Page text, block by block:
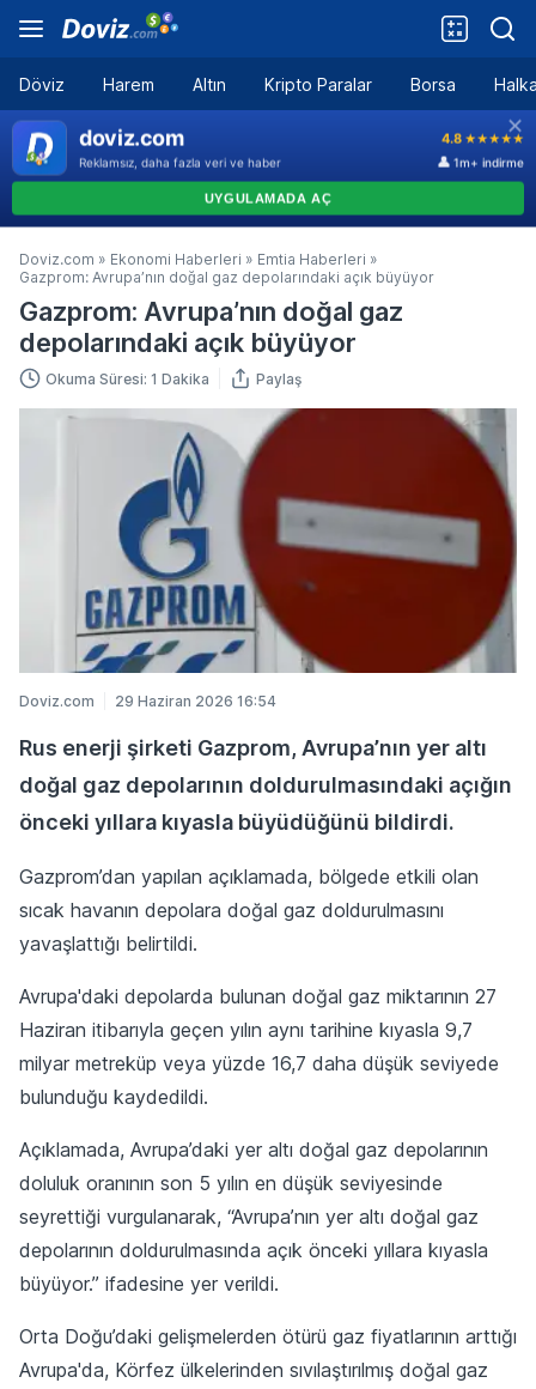
Döviz Harem Altın Kripto Paralar Borsa
Doviz.com » Ekonomi Haberleri » Emtia Haberleri »
Gazprom: Avrupa’nın doğal gaz depolarındaki açık büyüyor
Gazprom: Avrupa’nın doğal gaz
depolarındaki açık büyüyor
Okuma Süresi: 1 Dakika Paylaş
Doviz.com 29 Haziran 2026 16:54
Rus enerji şirketi Gazprom, Avrupa’nın yer altı
doğal gaz depolarının doldurulmasındaki açığın
önceki yıllara kıyasla büyüdüğünü bildirdi.
Gazprom’dan yapılan açıklamada, bölgede etkili olan
sıcak havanın depolara doğal gaz doldurulmasını
yavaşlattığı belirtildi.
Avrupa'daki depolarda bulunan doğal gaz miktarının 27
Haziran itibarıyla geçen yılın aynı tarihine kıyasla 9,7
milyar metreküp veya yüzde 16,7 daha düşük seviyede
bulunduğu kaydedildi.
Açıklamada, Avrupa’daki yer altı doğal gaz depolarının
doluluk oranının son 5 yılın en düşük seviyesinde
seyrettiği vurgulanarak, “Avrupa’nın yer altı doğal gaz
depolarının doldurulmasında açık önceki yıllara kıyasla
büyüyor.” ifadesine yer verildi.
Orta Doğu’daki gelişmelerden ötürü gaz fiyatlarının arttığı
Avrupa'da, Körfez ülkelerinden sıvılaştırılmış doğal gaz